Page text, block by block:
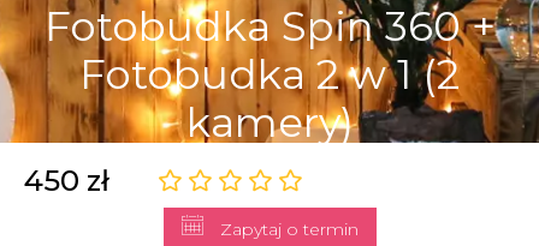
Fotobudka Spin 360 +
Fotobudka 2 w 1 (2
kamery)
450 zł
Zapytaj o termin